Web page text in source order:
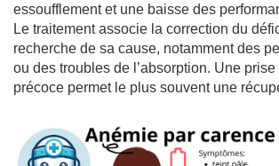
essoufflement et une baisse des
Le traitement associe la correction du
recherche de sa cause, notamment des
ou des troubles de l’absorption. Une
précoce permet le plus souvent une